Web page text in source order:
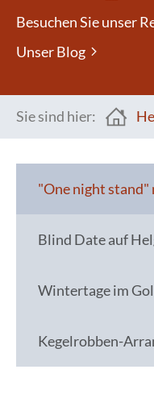
Besuchen Sie unser
Unser Blog
You are here:
Sie sind hier:
"One night
Blind Date auf
Wintertage im
Kegelrobben-